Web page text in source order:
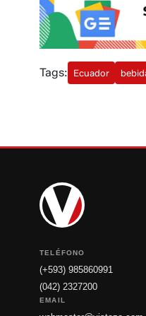
Tags: Ecuador
TELÉFONO
(+593) 985860991
(042) 2327200
EMAIL